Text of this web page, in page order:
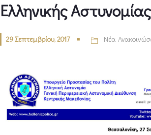
Ελληνικής Αστυνομίας
29 Σεπτεμβρίου, 2017 Νέα-